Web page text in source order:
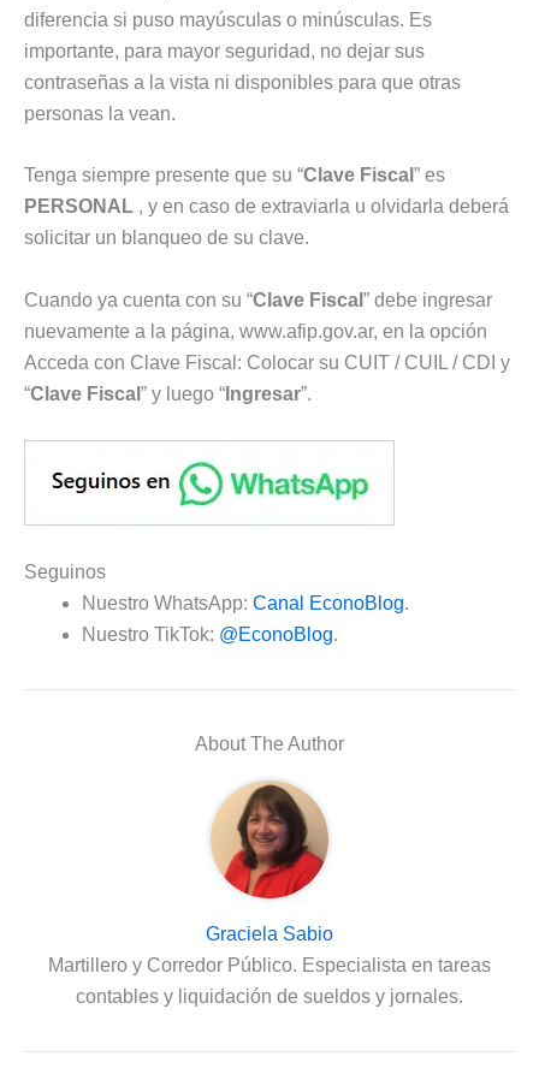
diferencia si puso mayúsculas o minúsculas. Es
importante, para mayor seguridad, no dejar sus
contraseñas a la vista ni disponibles para que otras
personas la vean.
Tenga siempre presente que su “Clave Fiscal ” es
PERSONAL , y en caso de extraviarla u olvidarla deberá
solicitar un blanqueo de su clave.
Cuando ya cuenta con su “Clave Fiscal ” debe ingresar
nuevamente a la página, www.afip.gov.ar, en la opción
Acceda con Clave Fiscal: Colocar su CUIT / CUIL / CDI y
“Clave Fiscal ” y luego “ Ingresar”.
Seguinos
Nuestro WhatsApp: Canal EconoBlog.
Nuestro TikTok: @EconoBlog.
About The Author
Graciela Sabio
Martillero y Corredor Público. Especialista en tareas
contables y liquidación de sueldos y jornales.